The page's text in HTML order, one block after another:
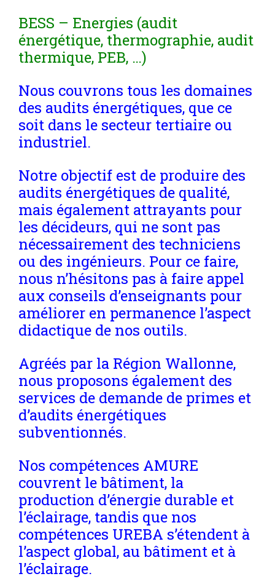
BESS – Energies (audit
énergétique, thermographie, audit
thermique, PEB, …)
Nous couvrons tous les domaines
des audits énergétiques, que ce
soit dans le secteur tertiaire ou
industriel.
Notre objectif est de produire des
audits énergétiques de qualité,
mais également attrayants pour
les décideurs, qui ne sont pas
nécessairement des techniciens
ou des ingénieurs. Pour ce faire,
nous n’hésitons pas à faire appel
aux conseils d’enseignants pour
améliorer en permanence l’aspect
didactique de nos outils.
Agréés par la Région Wallonne,
nous proposons également des
services de demande de primes et
d’audits énergétiques
subventionnés.
Nos compétences AMURE
couvrent le bâtiment, la
production d’énergie durable et
l’éclairage, tandis que nos
compétences UREBA s’étendent à
l’aspect global, au bâtiment et à
l’éclairage.